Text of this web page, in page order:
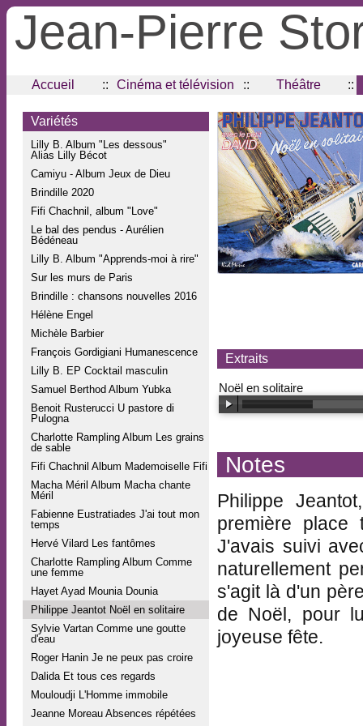
Jean-Pierre
Accueil :: Cinéma et télévision :: Théâtre ::
Variétés
Lilly B. Album "Les dessous"
Alias Lilly Bécot
Camiyu - Album Jeux de Dieu
Brindille 2020
Fifi Chachnil, album "Love"
Le bal des pendus - Aurélien
Bédéneau
Lilly B. Album "Apprends-moi à rire"
Sur les murs de Paris
Brindille : chansons nouvelles 2016
Hélène Engel
Michèle Barbier
François Gordigiani Humanescence
Lilly B. EP Cocktail masculin
Samuel Berthod Album Yubka
Benoit Rusterucci U pastore di
Pulogna
Charlotte Rampling Album Les grains
de sable
Fifi Chachnil Album Mademoiselle Fifi
Macha Méril Album Macha chante
Méril
Fabienne Eustratiades J'ai tout mon
temps
Hervé Vilard Les fantômes
Charlotte Rampling Album Comme
une femme
Hayet Ayad Mounia Dounia
Philippe Jeantot Noël en solitaire
Sylvie Vartan Comme une goutte
d'eau
Roger Hanin Je ne peux pas croire
Dalida Et tous ces regards
Mouloudji L'Homme immobile
Jeanne Moreau Absences répétées
Extraits
Noël en solitaire
Notes
Philippe
première place
J'avais suivi
naturellement
s'agit là d'un
de Noël, pour
joyeuse fête.